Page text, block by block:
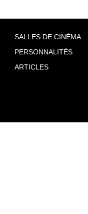
SALLES DE CINÉMA
PERSONNALITÉS
ARTICLES